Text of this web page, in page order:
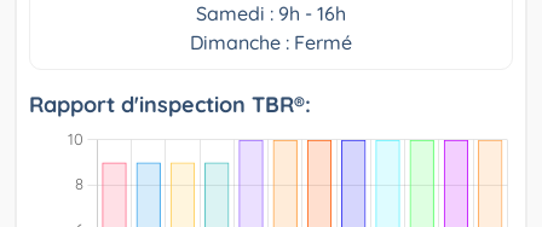
Samedi : 9h - 16h
Dimanche : Fermé
Rapport d'inspection TBR®: